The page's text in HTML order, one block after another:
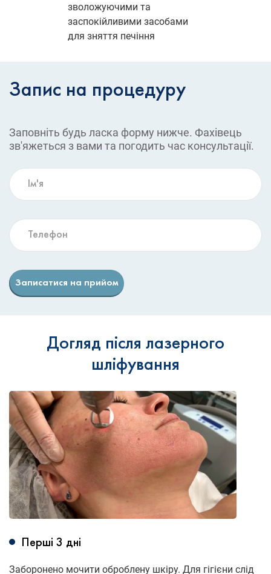
зволожуючими та
заспокійливими засобами
для зняття печіння
Запис на процедуру
Заповніть будь ласка форму нижче. Фахівець
зв'яжеться з вами та погодить час консультації.
Записатися на прийом
Догляд після лазерного
шліфування
Перші 3 дні
Заборонено мочити оброблену шкіру. Для гігієни слід